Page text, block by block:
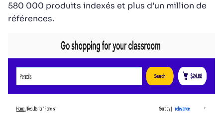
580 000 produits indexés et plus d’un million de
références.